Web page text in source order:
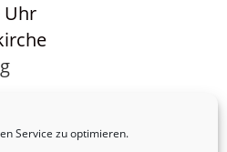
Service zu optimieren.
Uhr